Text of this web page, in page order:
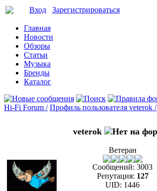
Вход Зарегистрироваться
Главная
Новости
Обзоры
Статьи
Музыка
Бренды
Каталог
Hi-Fi Forum / Профиль пользователя veterok /
veterok
Ветеран
Сообщений: 3003
Репутация: 127
UID: 1446